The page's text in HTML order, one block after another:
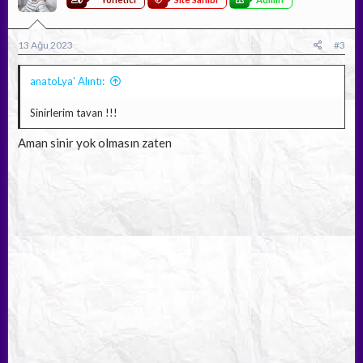
13 Ağu 2023 #3
anatoLya' Alıntı:
Sinirlerim tavan !!!
Aman sinir yok olmasın zaten